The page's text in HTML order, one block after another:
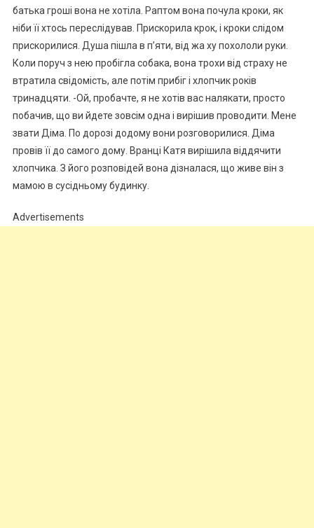
батька гроші вона не хотіла. Раптом вона почула кроки, як
ніби її хтось переслідував. Прискорила крок, і кроки слідом
прискорилися. Душа пішла в п’яти, від жа ху похололи руки.
Коли поруч з нею пробігла собака, вона трохи від страху не
втратила свідомість, але потім прибіг і хлопчик років
тринадцяти. -Ой, пробачте, я не хотів вас налякати, просто
побачив, що ви йдете зовсім одна і вирішив проводити. Мене
звати Діма. По дорозі додому вони розговорилися. Діма
провів її до самого дому. Вранці Катя вирішила віддячити
хлопчика. З його розповідей вона дізналася, що живе він з
мамою в сусідньому будинку.
Advertisements